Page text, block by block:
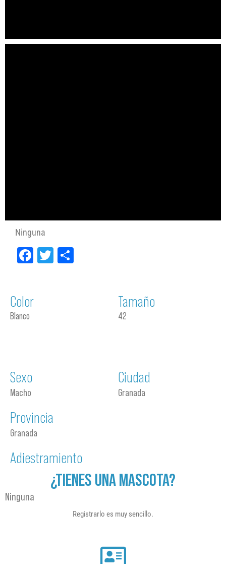
Ninguna
Facebook
Twitter
Color
Blanco
Tamaño
42
Sexo
Macho
Ciudad
Granada
Provincia
Granada
Adiestramiento
¿TIENES UNA MASCOTA?
Ninguna
Registrarlo es muy sencillo.